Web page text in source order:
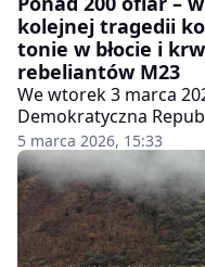
kolejnej tragedii
tonie w błocie i
rebeliantów M23
We wtorek 3 marca
Demokratyczna
miejscem masowej
kompleksie
ulewnych deszczach
pogrzebało żywcem
ręcznych sztolniach.
bilans: ponad 200
5 marca 2026, 15:33